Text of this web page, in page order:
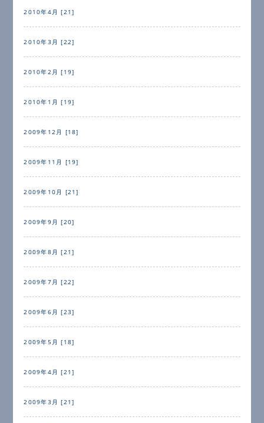
2010年4月 [21]
2010年3月 [22]
2010年2月 [19]
2010年1月 [19]
2009年12月 [18]
2009年11月 [19]
2009年10月 [21]
2009年9月 [20]
2009年8月 [21]
2009年7月 [22]
2009年6月 [23]
2009年5月 [18]
2009年4月 [21]
2009年3月 [21]